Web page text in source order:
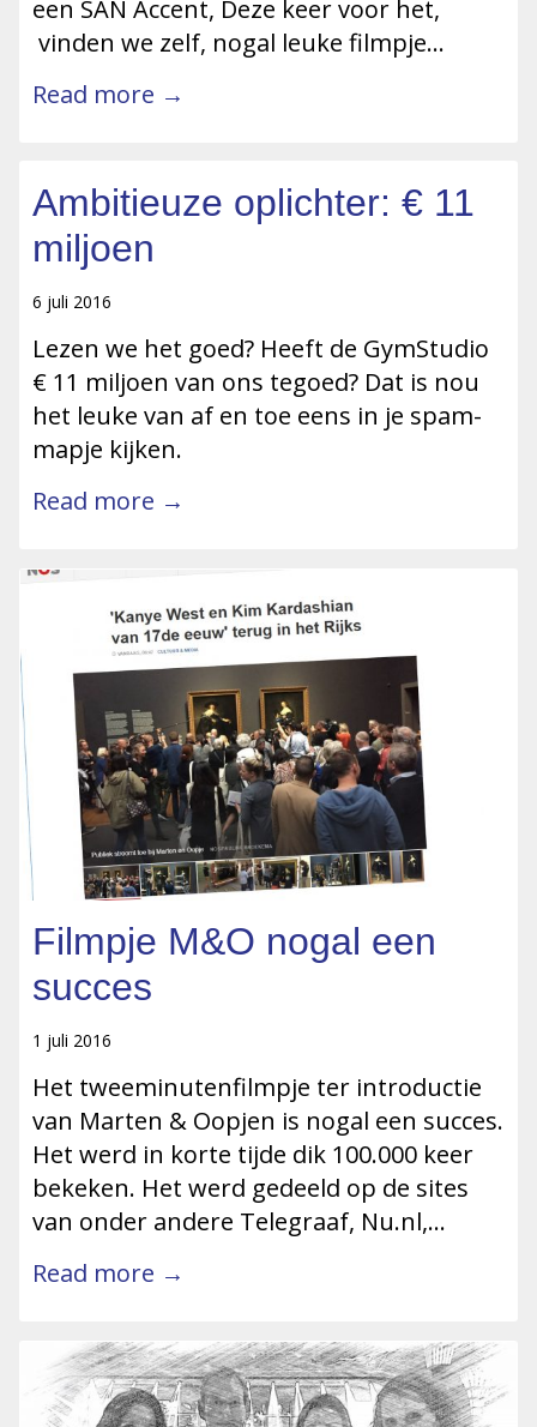
een SAN Accent, Deze keer voor het,
vinden we zelf, nogal leuke filmpje…
Read more →
Ambitieuze oplichter: € 11
miljoen
6 juli 2016
Lezen we het goed? Heeft de GymStudio
€ 11 miljoen van ons tegoed? Dat is nou
het leuke van af en toe eens in je spam-
mapje kijken.
Read more →
Filmpje M&O nogal een
succes
1 juli 2016
Het tweeminutenfilmpje ter introductie
van Marten & Oopjen is nogal een succes.
Het werd in korte tijde dik 100.000 keer
bekeken. Het werd gedeeld op de sites
van onder andere Telegraaf, Nu.nl,…
Read more →